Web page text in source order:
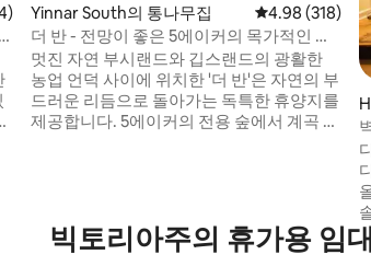
(5점 만점), 후기 104개
Yinnar South의 통나무집 평점 4.98점(5
4.98 (318)
더 반 - 전망이 좋은 5에이커의 목가적인 부
시랜드
멋진 자연 부시랜드와 깁스랜드의 광활한
농업 언덕 사이에 위치한 '더 반'은 자연의 부
드러운 리듬으로 돌아가는 독특한 휴양지를
제공합니다. 5에이커의 전용 숲에서 계곡 전
요. 나무를 태워 만든 피자를 직접 만들어보
세요(계절에 따라 다름). 현지 국립공원을 둘
올
빅토리아주의 휴가용 임